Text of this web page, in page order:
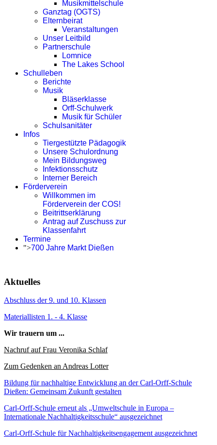
Musikmittelschule
Ganztag (OGTS)
Elternbeirat
Veranstaltungen
Unser Leitbild
Partnerschule
Lomnice
The Lakes School
Schulleben
Berichte
Musik
Bläserklasse
Orff-Schulwerk
Musik für Schüler
Schulsanitäter
Infos
Tiergestützte Pädagogik
Unsere Schulordnung
Mein Bildungsweg
Infektionsschutz
Interner Bereich
Förderverein
Willkommen im
Förderverein der COS!
Beitrittserklärung
Antrag auf Zuschuss zur
Klassenfahrt
Termine
">700 Jahre Markt Dießen
Aktuelles
Abschluss der 9. und 10. Klassen
Materiallisten 1. - 4. Klasse
Wir trauern um ...
Nachruf auf Frau Veronika Schlaf
Zum Gedenken an Andreas Lotter
Bildung für nachhaltige Entwicklung an der Carl-Orff-Schule
Dießen: Gemeinsam Zukunft gestalten
Carl-Orff-Schule erneut als „Umweltschule in Europa –
Internationale Nachhaltigkeitsschule“ ausgezeichnet
Carl-Orff-Schule für Nachhaltigkeitsengagement ausgezeichnet